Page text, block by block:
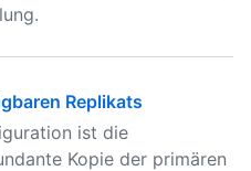
Replikats
ist die
Kopie der primären